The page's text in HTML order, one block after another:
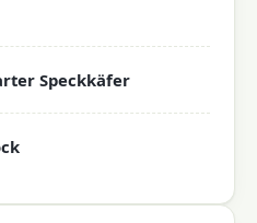
Speckkäfer